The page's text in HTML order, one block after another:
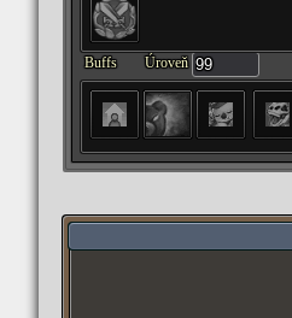
Buffs Úroveň